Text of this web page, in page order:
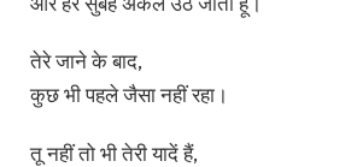
तेरे जाने के बाद,
कुछ भी पहले जैसा नहीं रहा।
तू नहीं तो भी तेरी यादें हैं,